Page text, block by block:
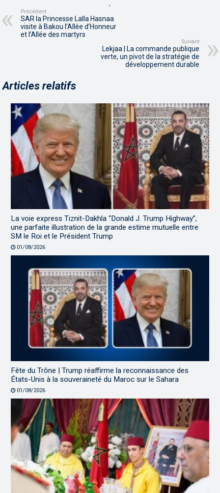
,
Précédent
SAR la Princesse Lalla Hasnaa
visite à Bakou l’Allée d’Honneur
et l’Allée des martyrs
Suivant
Lekjaa | La commande publique
verte, un pivot de la stratégie de
développement durable
Articles relatifs
La voie express Tiznit-Dakhla “Donald J. Trump Highway”,
une parfaite illustration de la grande estime mutuelle entre
SM le Roi et le Président Trump
01/08/2026
Fête du Trône | Trump réaffirme la reconnaissance des
États-Unis à la souveraineté du Maroc sur le Sahara
01/08/2026